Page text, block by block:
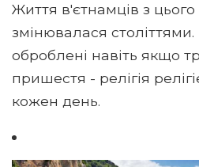
Життя в'єтнамців з
змінювалася
оброблені навіть якщо
пришестя - релігія
кожен день.